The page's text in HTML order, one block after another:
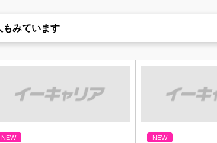
もみています
NEW NEW